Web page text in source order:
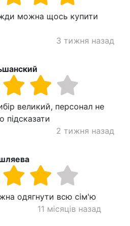
можна щось купити
3 тижня назад
великий, персонал не
підсказати
2 тижня назад
одягнути всю сім'ю
11 місяців назад